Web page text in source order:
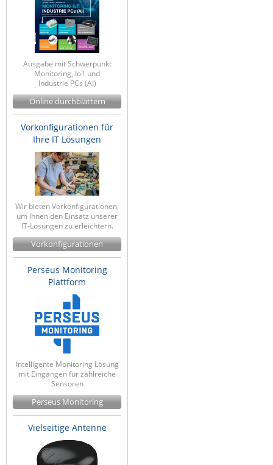
Ausgabe mit Schwerpunkt
Monitoring, IoT und
Industrie PCs (AI)
Online durchblättern
Vorkonfigurationen für
Ihre IT Lösungen
Wir bieten Vorkonfigurationen,
um Ihnen den Einsatz unserer
IT-Lösungen zu erleichtern.
Vorkonfigurationen
Perseus Monitoring
Plattform
Intelligente Monitoring Lösung
mit Eingängen für zahlreiche
Sensoren
Perseus Monitoring
Vielseitige Antenne